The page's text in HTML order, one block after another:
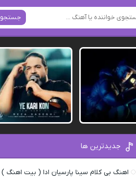
جستجو
جدیدترین ها
اهنگ بی کلام سینا پارسیان ادا ( بیت اهنگ )